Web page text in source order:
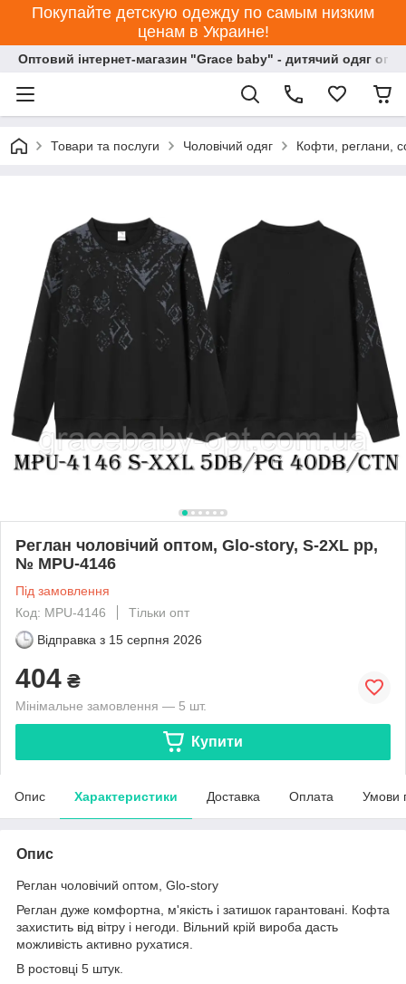
Покупайте детскую одежду по самым низким
ценам в Украине!
Оптовий інтернет-магазин "Grace baby" - дитячий одяг
Товари та послуги Чоловічий одяг Кофти, реглани,
Реглан чоловічий оптом, Glo-story, S-2XL рр,
№ MPU-4146
Під замовлення
Код: MPU-4146
Тільки опт
Відправка з 15 серпня 2026
404 ₴
Мінімальне замовлення — 5 шт.
Купити
Опис Характеристики Доставка Оплата Умови
Опис
Реглан чоловічий оптом, Glo-story
Реглан дуже комфортна, м'якість і затишок гарантовані. Кофта
захистить від вітру і негоди. Вільний крій вироба дасть
можливість активно рухатися.
В ростовці 5 штук.